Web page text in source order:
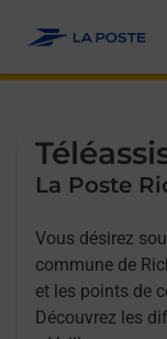
La Poste
Vous désirez
commune de
et les points de
Découvrez les